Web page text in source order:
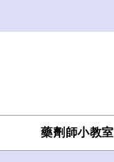
藥劑師小教室